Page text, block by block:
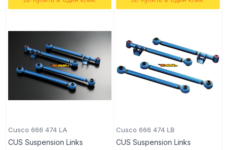
Cusco 666 474 LA
CUS Suspension Links
Cusco 666 474 LB
CUS Suspension Links